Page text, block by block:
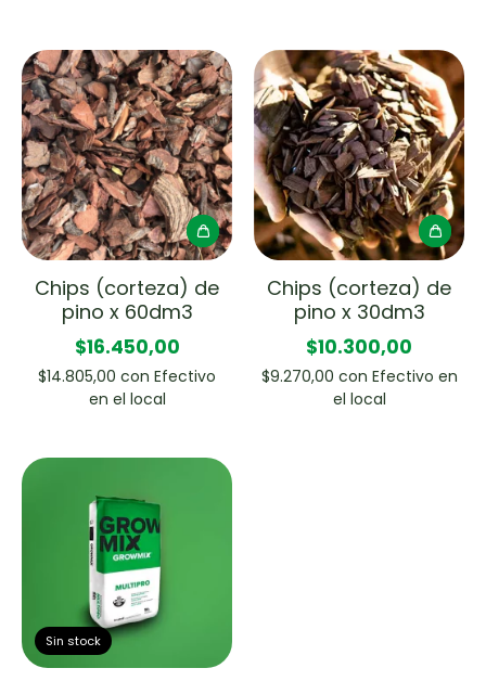
Chips (corteza) de
pino x 60dm3
$16.450,00
$14.805,00 con Efectivo
en el local
Chips (corteza) de
pino x 30dm3
$10.300,00
$9.270,00 con Efectivo en
el local
Sin stock